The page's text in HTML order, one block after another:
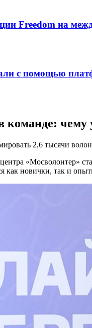
Freedom на
с помощью
команде:
2,6 тысячи
«Мосволонтер»
новички, так и